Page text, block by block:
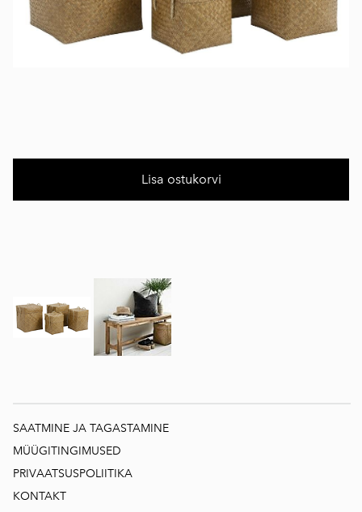
Lisa ostukorvi
SAATMINE JA TAGASTAMINE
MÜÜGITINGIMUSED
PRIVAATSUSPOLIITIKA
KONTAKT